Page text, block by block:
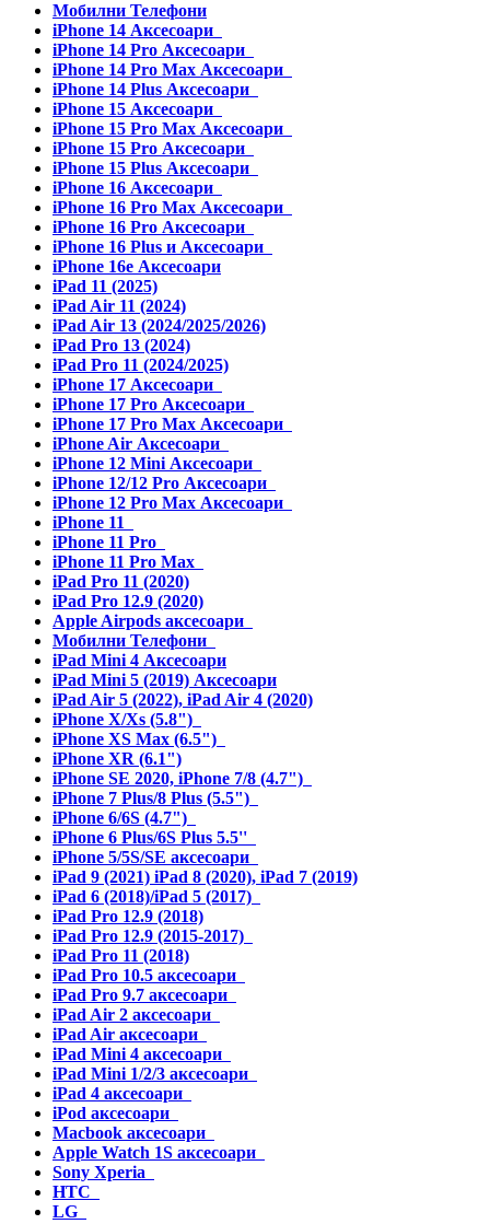
Мобилни Телефони
iPhone 14 Аксесоари
iPhone 14 Pro Аксесоари
iPhone 14 Pro Max Аксесоари
iPhone 14 Plus Аксесоари
iPhone 15 Аксесоари
iPhone 15 Pro Max Аксесоари
iPhone 15 Pro Аксесоари
iPhone 15 Plus Аксесоари
iPhone 16 Аксесоари
iPhone 16 Pro Max Аксесоари
iPhone 16 Pro Аксесоари
iPhone 16 Plus и Аксесоари
iPhone 16e Аксесоари
iPad 11 (2025)
iPad Air 11 (2024)
iPad Air 13 (2024/2025/2026)
iPad Pro 13 (2024)
iPad Pro 11 (2024/2025)
iPhone 17 Аксесоари
iPhone 17 Pro Аксесоари
iPhone 17 Pro Max Аксесоари
iPhone Air Аксесоари
iPhone 12 Mini Аксесоари
iPhone 12/12 Pro Аксесоари
iPhone 12 Pro Max Аксесоари
iPhone 11
iPhone 11 Pro
iPhone 11 Pro Max
iPad Pro 11 (2020)
iPad Pro 12.9 (2020)
Apple Airpods аксесоари
Мобилни Телефони
iPad Mini 4 Аксесоари
iPad Mini 5 (2019) Аксесоари
iPad Air 5 (2022), iPad Air 4 (2020)
iPhone X/Xs (5.8")
iPhone XS Max (6.5")
iPhone XR (6.1")
iPhone SE 2020, iPhone 7/8 (4.7")
iPhone 7 Plus/8 Plus (5.5")
iPhone 6/6S (4.7")
iPhone 6 Plus/6S Plus 5.5''
iPhone 5/5S/SE аксесоари
iPad 9 (2021) iPad 8 (2020), iPad 7 (2019)
iPad 6 (2018)/iPad 5 (2017)
iPad Pro 12.9 (2018)
iPad Pro 12.9 (2015-2017)
iPad Pro 11 (2018)
iPad Pro 10.5 аксесоари
iPad Pro 9.7 аксесоари
iPad Air 2 аксесоари
iPad Air аксесоари
iPad Mini 4 аксесоари
iPad Mini 1/2/3 аксесоари
iPad 4 аксесоари
iPod аксесоари
Macbook аксесоари
Apple Watch 1S аксесоари
Sony Xperia
HTC
LG